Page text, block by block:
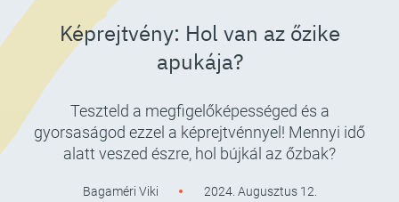
Képrejtvény: Hol van az őzike
apukája?
Teszteld a megfigelőképességed és a
gyorsaságod ezzel a képrejtvénnyel! Mennyi idő
alatt veszed észre, hol bújkál az őzbak?
Bagaméri Viki 2024. Augusztus 12.